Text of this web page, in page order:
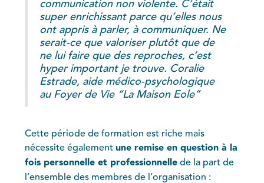
communication non violente. C’était
super enrichissant parce qu’elles nous
ont appris à parler, à communiquer. Ne
serait-ce que valoriser plutôt que de
ne lui faire que des reproches, c’est
hyper important je trouve. Coralie
Estrade, aide médico-psychologique
au Foyer de Vie “La Maison Eole”
Cette période de formation est riche mais
nécessite égalementune remise en question à la
fois personnelle et professionnellede la part de
l’ensemble des membres de l’organisation :